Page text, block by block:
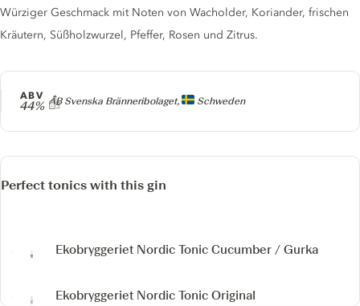
Producer
AB Svenska Bränneribolaget, Schweden
ABV
44%
Gin description
Würziger Geschmack mit Noten von Wacholder, Koriander, frischen
Kräutern, Süßholzwurzel, Pfeffer, Rosen und Zitrus.
Perfect tonics with this gin
Ekobryggeriet Nordic Tonic Cucumber / Gurka
Ekobryggeriet Nordic Tonic Original